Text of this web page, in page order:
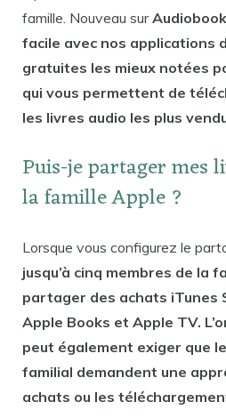
famille. Nouveau sur
facile avec nos applications
gratuites les mieux notées
qui vous permettent de
les livres audio les plus
Puis-je partager mes
la famille Apple ?
Lorsque vous configurez le
jusqu’à cinq membres de la
partager des achats iTunes
Apple Books et Apple TV.
peut également exiger que
familial demandent une
achats ou les